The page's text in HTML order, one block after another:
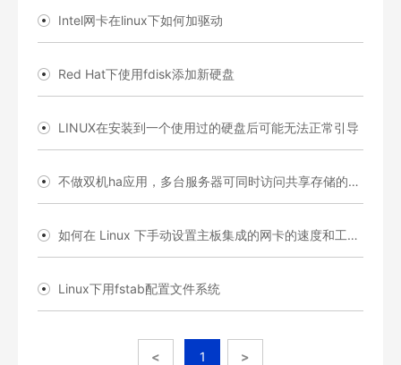
Intel网卡在linux下如何加驱动
Red Hat下使用fdisk添加新硬盘
LINUX在安装到一个使用过的硬盘后可能无法正常引导
不做双机ha应用，多台服务器可同时访问共享存储的同一个logical drive吗？
如何在 Linux 下手动设置主板集成的网卡的速度和工作模式
Linux下用fstab配置文件系统
< 1 >